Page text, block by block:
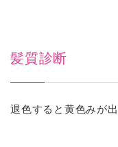
髪質診断
退色すると黄色みが